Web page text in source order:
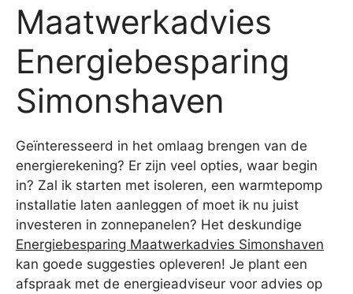
Maatwerkadvies
Energiebesparing
Simonshaven
Geïnteresseerd in het omlaag brengen van de
energierekening? Er zijn veel opties, waar begin
in? Zal ik starten met isoleren, een warmtepomp
installatie laten aanleggen of moet ik nu juist
investeren in zonnepanelen? Het deskundige
Energiebesparing Maatwerkadvies Simonshaven
kan goede suggesties opleveren! Je plant een
afspraak met de energieadviseur voor advies op